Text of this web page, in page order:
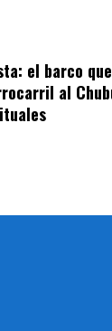
el barco
al